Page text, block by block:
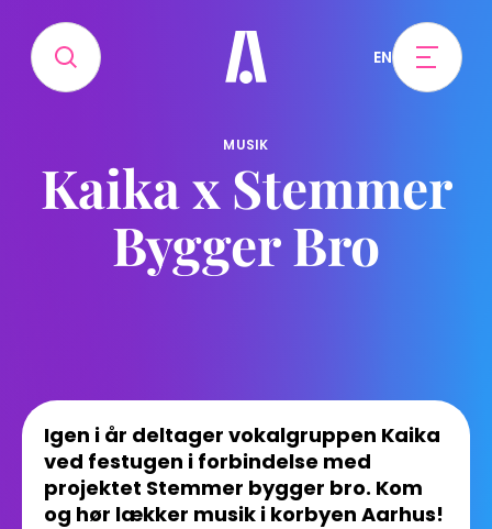
EN
MUSIK
Kaika x Stemmer
Bygger Bro
Igen i år deltager vokalgruppen Kaika
ved festugen i forbindelse med
projektet Stemmer bygger bro. Kom
og hør lækker musik i korbyen Aarhus!